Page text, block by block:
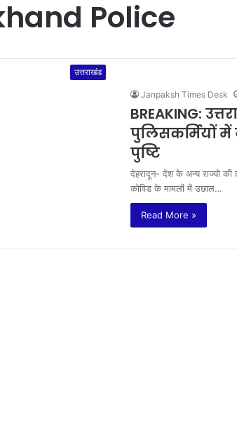
Police
उत्तराखंड
Janpaksh Times Desk
BREAKING:
पुलिसकर्मियों
पुष्टि
देहरादून- देश के अन्य राज्यो की
कोविड के मामलों में उछाल…
Read More »